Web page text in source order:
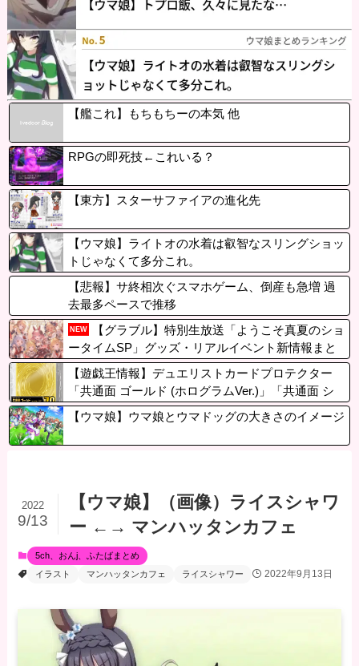
【艦これ】もちもちーの本気 他
RPGの即死技←これいる？
【東方】スターサファイアの進化先
【ウマ娘】ライトオの水着は叡智なスリングショッ
トじゃなくて多分これ。
【悲報】サ終相次ぐスマホゲーム、倒産も急増 過
去最多ペースで推移
NEW
【グラブル】特別生放送「ようこそ真夏のショ
ータイムSP」グッズ・リアルイベント新情報まと
め
【遊戯王情報】デュエリストカードプロテクター
「共通面 ゴールド (ホログラムVer.)」「共通面 シ
ルバー (ホログラムVer.)」「ラージクリア」のデザ
インを公開！
【ウマ娘】ウマ娘とウマドッグの大きさのイメージ
【ウマ娘】（画像）ライスシャワ
ー ←→ マンハッタンカフェ
2022
9/13
5ch、おんj、ふたばまとめ
イラスト
マンハッタンカフェ ライスシャワー 2022年9月13日